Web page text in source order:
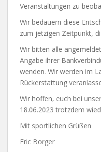
Veranstaltungen zu
Wir bedauern diese
zum jetzigen Zeitpunkt,
Wir bitten alle
Angabe ihrer
wenden. Wir werden im
Rückerstattung
Wir hoffen, euch bei
18.06.2023 trotzdem
Mit sportlichen Grüßen
Eric Borger